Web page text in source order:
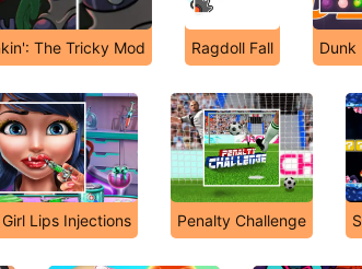
The Tricky Mod Ragdoll Fall Dunk
Lips Injections Penalty Challenge